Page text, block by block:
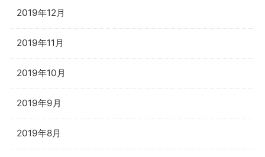
2019年12月
2019年11月
2019年10月
2019年9月
2019年8月